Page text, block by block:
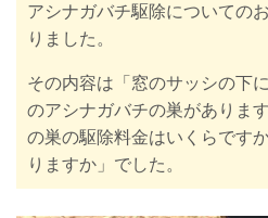
アシナガバチ駆除についての
りました。
その内容は「窓のサッシの下
のアシナガバチの巣がありま
の巣の駆除料金はいくらです
りますか」でした。